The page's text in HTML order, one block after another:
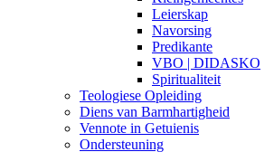
Leierskap
Navorsing
Predikante
VBO | DIDASKO
Spiritualiteit
Teologiese Opleiding
Diens van Barmhartigheid
Vennote in Getuienis
Ondersteuning